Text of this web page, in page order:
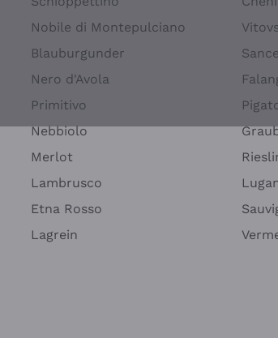
Nobile di Montepulciano
Blauburgunder
Nero d'Avola
Primitivo
Nebbiolo
Merlot
Lambrusco
Etna Rosso
Lagrein